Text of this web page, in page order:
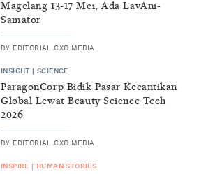
Magelang 13-17 Mei, Ada LavAni-
Samator
BY EDITORIAL CXO MEDIA
INSIGHT |SCIENCE
ParagonCorp Bidik Pasar Kecantikan
Global Lewat Beauty Science Tech
2026
BY EDITORIAL CXO MEDIA
INSPIRE HUMAN STORIES